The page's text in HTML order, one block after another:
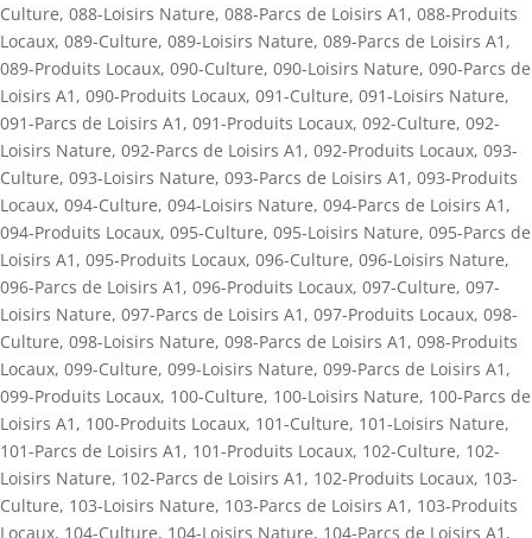
Culture, 088-Loisirs Nature, 088-Parcs de Loisirs A1 , 088-Produits
Locaux, 089-Culture, 089-Loisirs Nature, 089-Parcs de Loisirs A1 ,
089-Produits Locaux, 090-Culture, 090-Loisirs Nature, 090-Parcs de
Loisirs A1 , 090-Produits Locaux, 091-Culture, 091-Loisirs Nature,
091-Parcs de Loisirs A1 , 091-Produits Locaux, 092-Culture, 092-
Loisirs Nature, 092-Parcs de Loisirs A1 , 092-Produits Locaux, 093-
Culture, 093-Loisirs Nature, 093-Parcs de Loisirs A1 , 093-Produits
Locaux, 094-Culture, 094-Loisirs Nature, 094-Parcs de Loisirs A1 ,
094-Produits Locaux, 095-Culture, 095-Loisirs Nature, 095-Parcs de
Loisirs A1 , 095-Produits Locaux, 096-Culture, 096-Loisirs Nature,
096-Parcs de Loisirs A1 , 096-Produits Locaux, 097-Culture, 097-
Loisirs Nature, 097-Parcs de Loisirs A1 , 097-Produits Locaux, 098-
Culture, 098-Loisirs Nature, 098-Parcs de Loisirs A1 , 098-Produits
Locaux, 099-Culture, 099-Loisirs Nature, 099-Parcs de Loisirs A1 ,
099-Produits Locaux, 100-Culture, 100-Loisirs Nature, 100-Parcs de
Loisirs A1 , 100-Produits Locaux, 101-Culture, 101-Loisirs Nature,
101-Parcs de Loisirs A1 , 101-Produits Locaux, 102-Culture, 102-
Loisirs Nature, 102-Parcs de Loisirs A1 , 102-Produits Locaux, 103-
Culture, 103-Loisirs Nature, 103-Parcs de Loisirs A1 , 103-Produits
Locaux, 104-Culture, 104-Loisirs Nature, 104-Parcs de Loisirs A1 ,